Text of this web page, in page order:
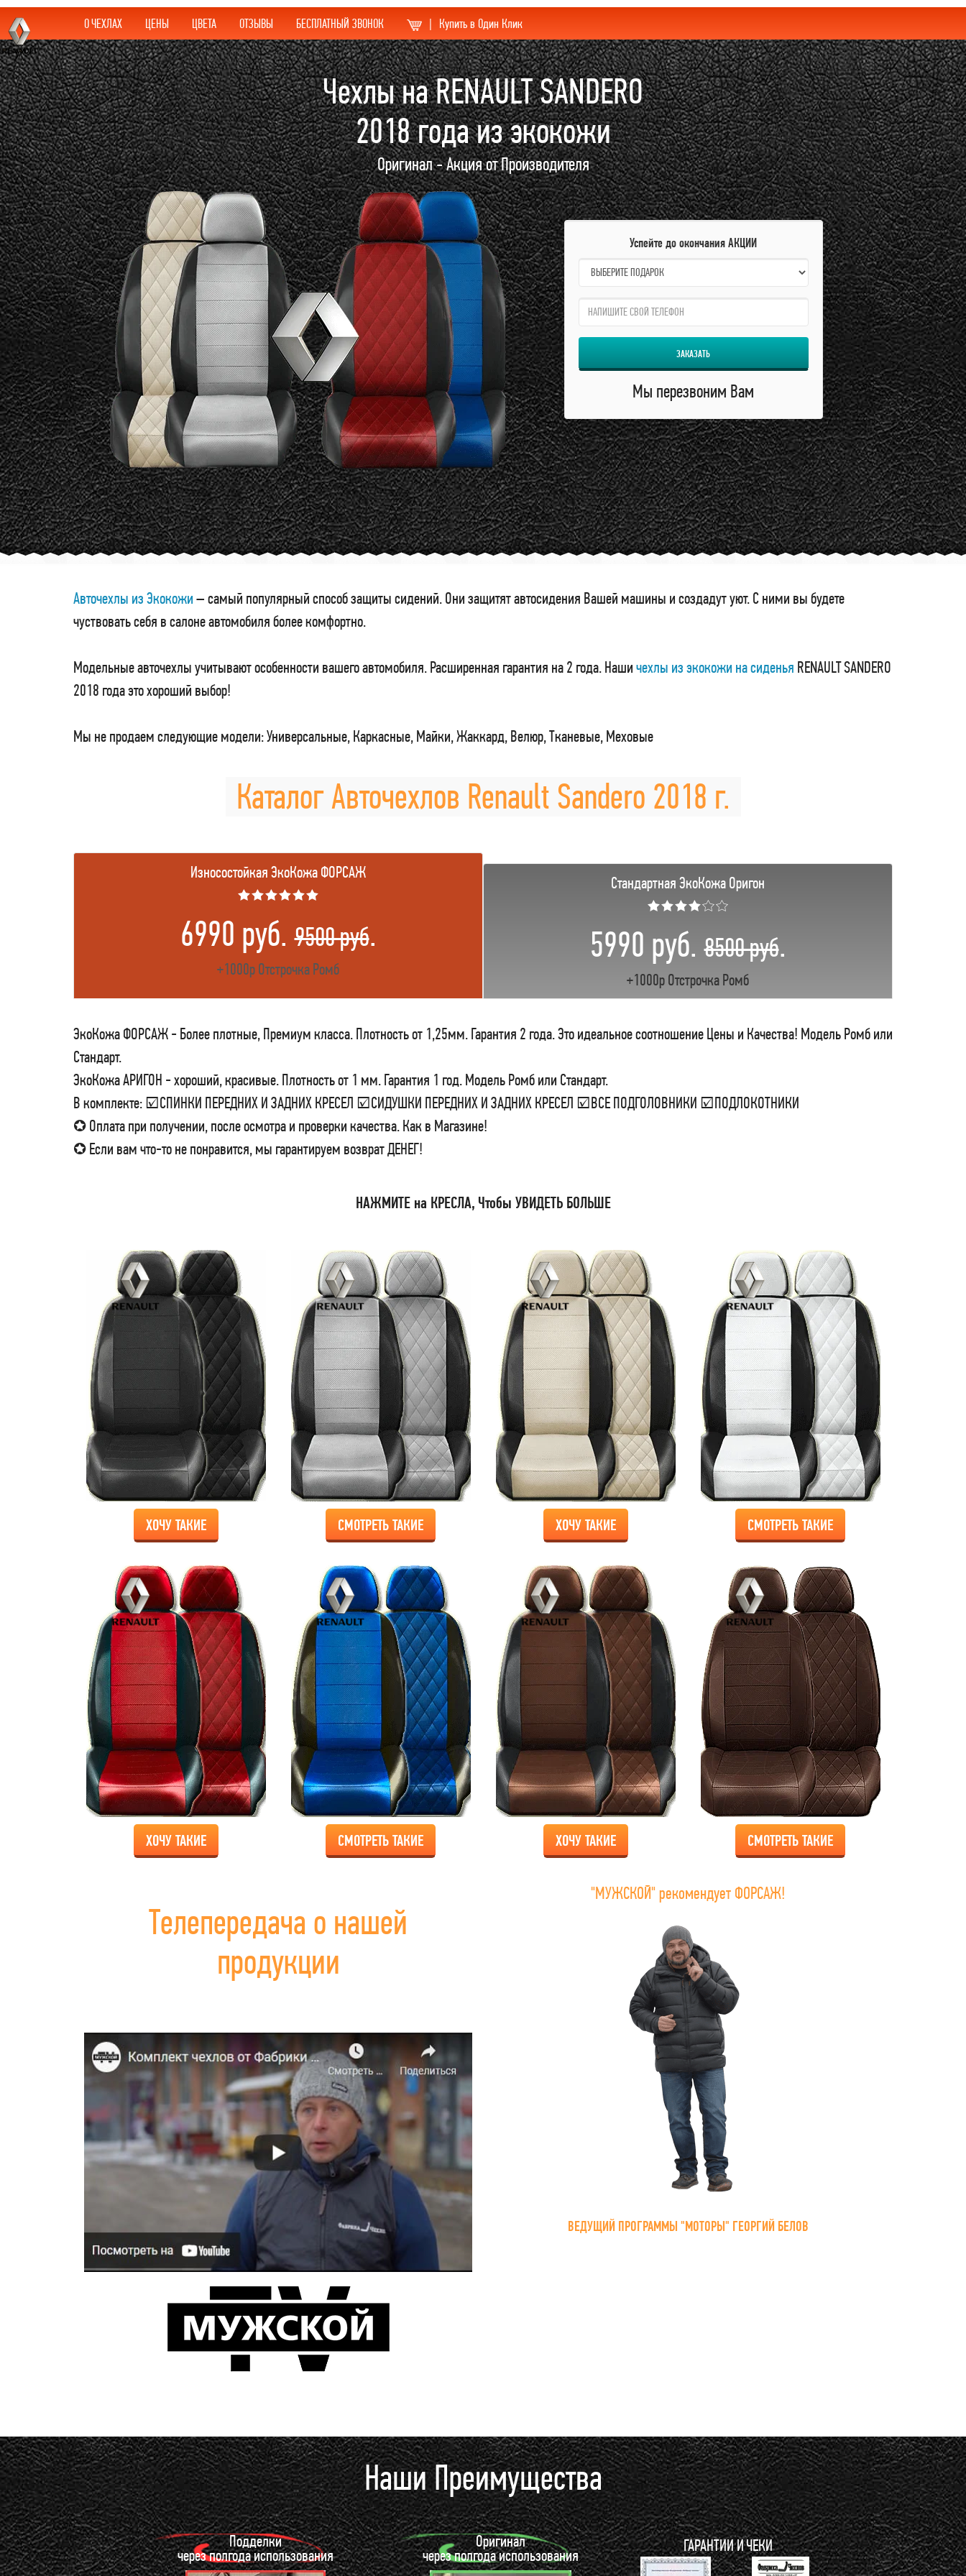
О ЧЕХЛАХ ЦЕНЫ ЦВЕТА ОТЗЫВЫ БЕСПЛАТНЫЙ ЗВОНОК | Купить в Один Клик
Чехлы на RENAULT SANDERO
2018 года из экокожи
Оригинал - Акция от Производителя
Успейте до окончания АКЦИИ
name:
qzw:
ЗАКАЗАТЬ
Мы перезвоним Вам
Авточехлы из Экокожи– самый популярный способ защиты сидений. Они защитят автосидения Вашей машины и создадут уют. С ними вы будете
чуствовать себя в салоне автомобиля более комфортно.
Модельные авточехлы учитывают особенности вашего автомобиля. Расширенная гарантия на 2 года. Нашичехлы из экокожи на сиденья RENAULT SANDERO
2018 года это хороший выбор!
Мы не продаем следующие модели: Универсальные, Каркасные, Майки, Жаккард, Велюр, Тканевые, Меховые
Каталог Авточехлов Renault Sandero 2018 г.
Износостойкая ЭкоКожа ФОРСАЖ
★★★★★★
6990 руб.9500 руб.
+1000р Отстрочка Ромб
Стандартная ЭкоКожа Оригон
★★★★☆☆
5990 руб.8500 руб.
+1000р Отстрочка Ромб
ЭкоКожа ФОРСАЖ - Более плотные, Премиум класса. Плотность от 1,25мм. Гарантия 2 года. Это идеальное соотношение Цены и Качества! Модель Ромб или
Стандарт.
ЭкоКожа АРИГОН - хороший, красивые. Плотность от 1 мм. Гарантия 1 год. Модель Ромб или Стандарт.
В комплекте: ☑СПИНКИ ПЕРЕДНИХ И ЗАДНИХ КРЕСЕЛ ☑СИДУШКИ ПЕРЕДНИХ И ЗАДНИХ КРЕСЕЛ ☑ВСЕ ПОДГОЛОВНИКИ ☑ПОДЛОКОТНИКИ
✪ Оплата при получении, после осмотра и проверки качества. Как в Магазине!
✪ Если вам что-то не понравится, мы гарантируем возврат ДЕНЕГ!
НАЖМИТЕ на КРЕСЛА, Чтобы УВИДЕТЬ БОЛЬШЕ
ХОЧУ ТАКИЕ СМОТРЕТЬ ТАКИЕ ХОЧУ ТАКИЕ СМОТРЕТЬ ТАКИЕ
ХОЧУ ТАКИЕ СМОТРЕТЬ ТАКИЕ ХОЧУ ТАКИЕ СМОТРЕТЬ ТАКИЕ
Телепередача о нашей
продукции
"МУЖСКОЙ" рекомендует ФОРСАЖ!
ВЕДУЩИЙ ПРОГРАММЫ "МОТОРЫ" ГЕОРГИЙ БЕЛОВ
Наши Преимущества
Подделки
через полгода использования
Оригинал
через полгода использования
ГАРАНТИИ И ЧЕКИ